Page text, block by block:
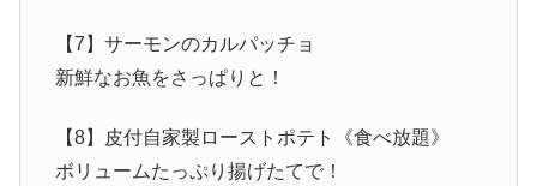
【7】サーモンのカルパッチョ
新鮮なお魚をさっぱりと！
【8】皮付自家製ローストポテト《食べ放題》
ボリュームたっぷり揚げたてで！